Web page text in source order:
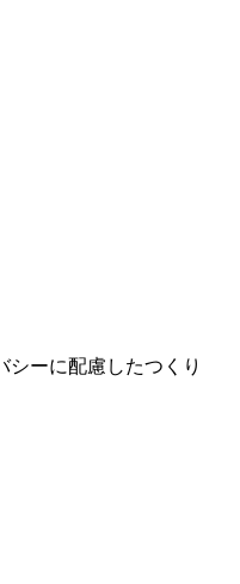
ーに配慮したつくり